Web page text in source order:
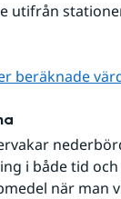
utifrån
beräknade
i både tid
när man